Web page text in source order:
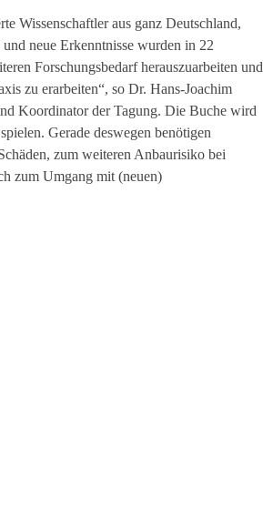
Wissenschaftler aus ganz Deutschland,
neue Erkenntnisse wurden in 22
Forschungsbedarf herauszuarbeiten und
zu erarbeiten“, so Dr. Hans-Joachim
Koordinator der Tagung. Die Buche wird
Gerade deswegen benötigen
zum weiteren Anbaurisiko bei
zum Umgang mit (neuen)